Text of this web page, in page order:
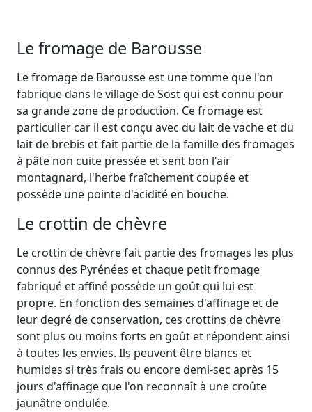
Le fromage de Barousse
Le fromage de Barousse est une tomme que l'on
fabrique dans le village de Sost qui est connu pour
sa grande zone de production. Ce fromage est
particulier car il est conçu avec du lait de vache et du
lait de brebis et fait partie de la famille des fromages
à pâte non cuite pressée et sent bon l'air
montagnard, l'herbe fraîchement coupée et
possède une pointe d'acidité en bouche.
Le crottin de chèvre
Le crottin de chèvre fait partie des fromages les plus
connus des Pyrénées et chaque petit fromage
fabriqué et affiné possède un goût qui lui est
propre. En fonction des semaines d'affinage et de
leur degré de conservation, ces crottins de chèvre
sont plus ou moins forts en goût et répondent ainsi
à toutes les envies. Ils peuvent être blancs et
humides si très frais ou encore demi-sec après 15
jours d'affinage que l'on reconnaît à une croûte
jaunâtre ondulée.